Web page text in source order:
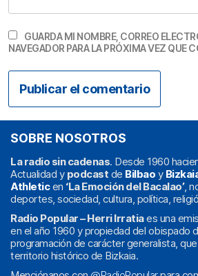
GUARDA MI NOMBRE, CORREO
NAVEGADOR PARA LA PRÓXIMA VEZ QUE
SOBRE NOSOTROS
La radio sin cadenas. Desde 1960
Actualidad y podcast de Bilbao y
Athleticen ‘La Emoción del Bacalao’,
deportes, sociedad, cultura, política,
Radio Popular – Herri Irratiaes una
en el año 1960 y propiedad del obispado
programación de carácter generalista,
territorio histórico de Bizkaia.